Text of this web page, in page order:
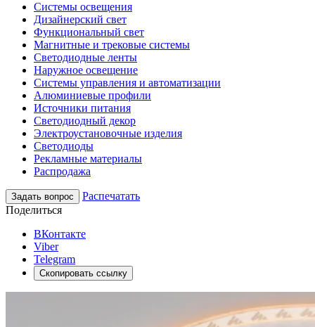
Системы освещения
Дизайнерский свет
Функциональный свет
Магнитные и трековые системы
Светодиодные ленты
Наружное освещение
Системы управления и автоматизации
Алюминиевые профили
Источники питания
Светодиодный декор
Электроустановочные изделия
Светодиоды
Рекламные материалы
Распродажа
Задать вопрос
Распечатать
Поделиться
ВКонтакте
Viber
Telegram
Скопировать ссылку